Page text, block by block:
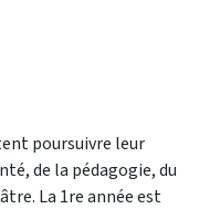
poursuivre leur
de la pédagogie, du
La 1re année est